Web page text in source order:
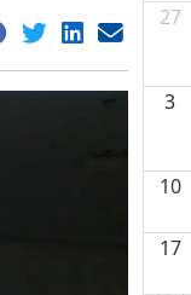
27
3
10
17